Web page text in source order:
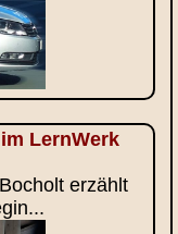
LernWerk
erzählt